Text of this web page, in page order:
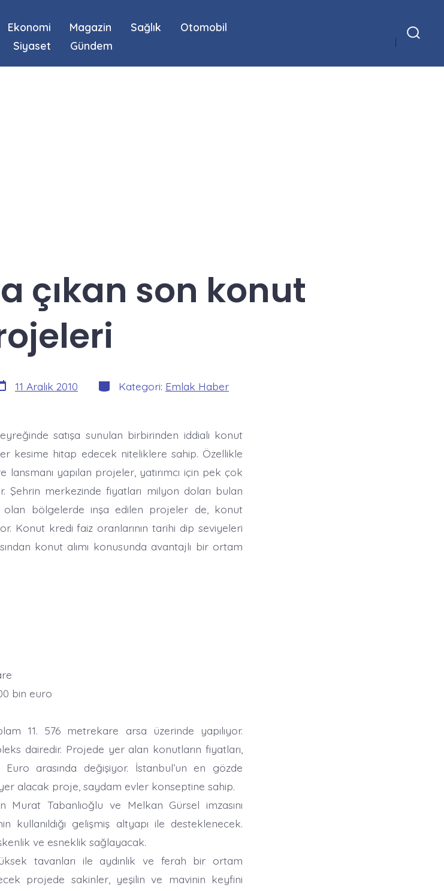
Arama
Göster/Gizle
Ekonomi Magazin Sağlık
Otomobil
Siyaset Gündem
çıkan son konut
11 Aralık 2010 Kategoriler
Kategori: Emlak Haber
satışa sunulan birbirinden iddialı konut
kesime hitap edecek niteliklere sahip. Özellikle
lansmanı yapılan projeler, yatırımcı için pek çok
Şehrin merkezinde fiyatları milyon doları bulan
olan bölgelerde inşa edilen projeler de, konut
Konut kredi faiz oranlarının tarihi dip seviyeleri
konut alımı konusunda avantajlı bir ortam
bin euro
11. 576 metrekare arsa üzerinde yapılıyor.
dairedir. Projede yer alan konutların fiyatları,
arasında değişiyor. İstanbul’un en gözde
alacak proje, saydam evler konseptine sahip.
Murat Tabanlıoğlu ve Melkan Gürsel imzasını
kullanıldığı gelişmiş altyapı ile desteklenecek.
ve esneklik sağlayacak.
tavanları ile aydınlık ve ferah bir ortam
projede sakinler, yeşilin ve mavinin keyfini